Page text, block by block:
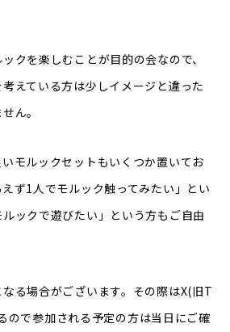
クを楽しむことが目的の会なので、
えている方は少しイメージと違った
ん。
モルックセットもいくつか置いてお
ず1人でモルック触ってみたい」とい
ックで遊びたい」という方もご自由
る場合がございます。その際はX(旧T
で参加される予定の方は当日にご確